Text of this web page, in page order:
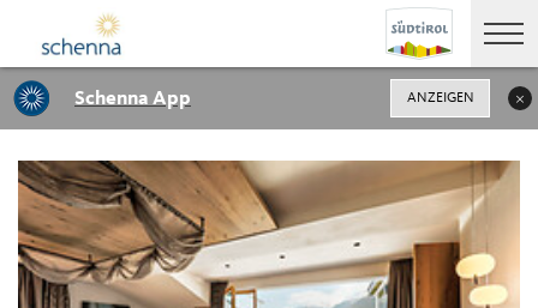
Schenna App ANZEIGEN